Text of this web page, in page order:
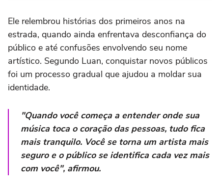
Ele relembrou histórias dos primeiros anos na
estrada, quando ainda enfrentava desconfiança do
público e até confusões envolvendo seu nome
artístico. Segundo Luan, conquistar novos públicos
foi um processo gradual que ajudou a moldar sua
identidade.
"Quando você começa a entender onde sua
música toca o coração das pessoas, tudo fica
mais tranquilo. Você se torna um artista mais
seguro e o público se identifica cada vez mais
com você", afirmou.